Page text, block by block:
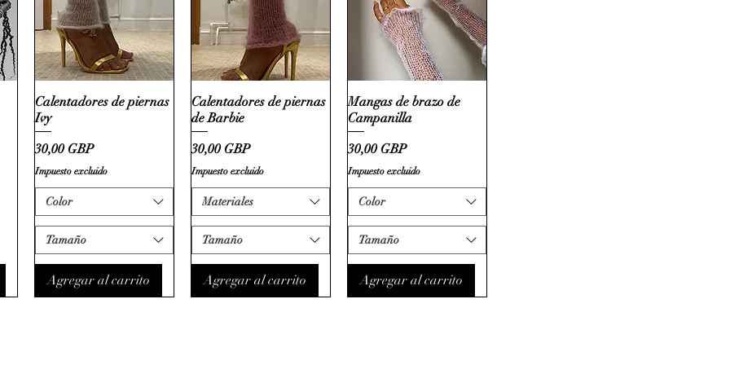
Calentadores de piernas
Ivy
Precio
30,00 GBP
Impuesto excluido
Color
Tamaño
Agregar al carrito
Calentadores de piernas
de Barbie
Precio
30,00 GBP
Impuesto excluido
Materiales
Tamaño
Agregar al carrito
Mangas de brazo de
Campanilla
Precio
30,00 GBP
Impuesto excluido
Color
Tamaño
Agregar al carrito